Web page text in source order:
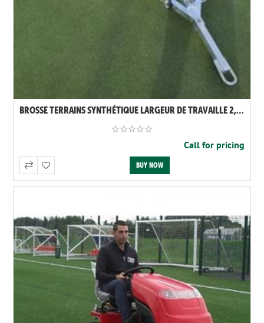
BROSSE TERRAINS SYNTHÉTIQUE LARGEUR DE TRAVAILLE 2,50M
Call for pricing